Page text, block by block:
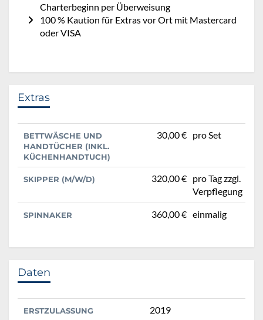
Charterbeginn per Überweisung
100 % Kaution für Extras vor Ort mit Mastercard
oder VISA
Extras
BETTWÄSCHE UND
HANDTÜCHER (INKL.
KÜCHENHANDTUCH)
30,00 € pro Set
SKIPPER (M/W/D) 320,00 € pro Tag zzgl.
Verpflegung
SPINNAKER 360,00 € einmalig
Daten
ERSTZULASSUNG 2019